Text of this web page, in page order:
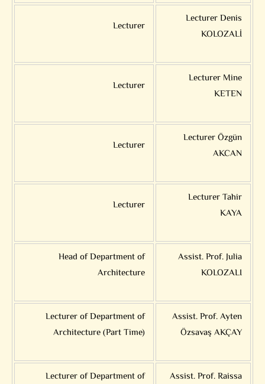
Lecturer Denis
KOLOZALİ
Lecturer
Lecturer Mine
KETEN
Lecturer
Lecturer Özgün
AKCAN
Lecturer
Lecturer Tahir
KAYA
Lecturer
Assist. Prof. Julia
KOLOZALI
Head of Department of
Architecture
Assist. Prof. Ayten
Özsavaş AKÇAY
Lecturer of Department of
Architecture (Part Time)
Assist. Prof. Raissa
Lecturer of Department of